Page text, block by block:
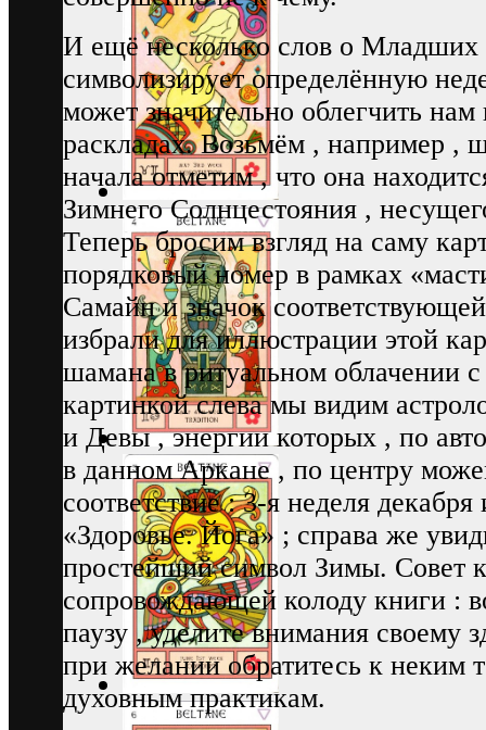
И ещё несколько слов о Младших
символизирует определённую
может значительно облегчить
раскладах. Возьмём , например ,
начала отметим , что она
Зимнего Солнцестояния ,
Теперь бросим взгляд на саму
порядковый номер в рамках
Самайн и значок
избрали для иллюстрации этой
шамана в ритуальном облачении
картинкой слева мы видим
и Девы , энергии которых , по
в данном Аркане , по центру
соответствие : 3-я неделя
«Здоровье. Йога» ; справа же
простейший символ Зимы. Совет
сопровождающей колоду книги :
паузу , уделите внимания своему
при желании обратитесь к неким
духовным практикам.